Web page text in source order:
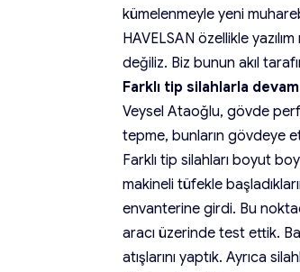
kümelenmeyle yeni
HAVELSAN özellikle
değiliz. Biz bunun akıl
Farklı tip silahlarla
Veysel Ataoğlu, gövde
tepme, bunların gövdeye
Farklı tip silahları boyut
makineli tüfekle
envanterine girdi. Bu
aracı üzerinde test ettik.
atışlarını yaptık. Ayrıca